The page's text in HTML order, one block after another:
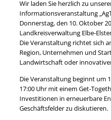
Wir laden Sie herzlich zu
Informationsveranstaltung
Donnerstag, den 10. Oktober
Landkreisverwaltung Elbe-
Die Veranstaltung richtet sich
Region, Unternehmen und
Landwirtschaft oder
Die Veranstaltung beginnt um
17:00 Uhr mit einem Get-
Investitionen in erneuerbare
Geschäftsfelder zu diskutieren.